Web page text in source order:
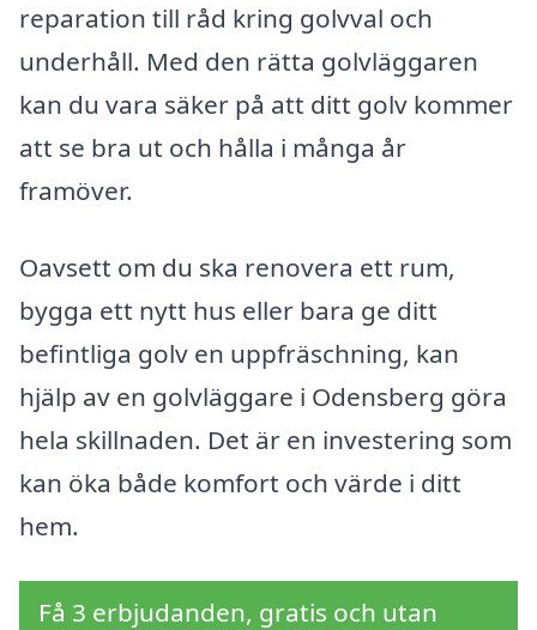
reparation till råd kring golvval och
underhåll. Med den rätta golvläggaren
kan du vara säker på att ditt golv kommer
att se bra ut och hålla i många år
framöver.
Oavsett om du ska renovera ett rum,
bygga ett nytt hus eller bara ge ditt
befintliga golv en uppfräschning, kan
hjälp av en golvläggare i Odensberg göra
hela skillnaden. Det är en investering som
kan öka både komfort och värde i ditt
hem.
Få 3 erbjudanden, gratis och utan